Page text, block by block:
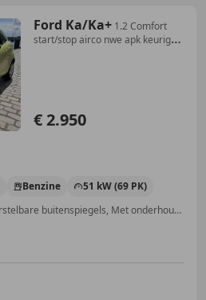
Ford Ka/Ka+ 1.2 Comfort
start/stop airco nwe apk keurige
€ 2.950
Benzine
51 kW (69 PK)
Airconditioning, Elektrisch verstelbare buitenspiegels, Met onderhoudshistorie, Centrale deurvergrendeling met afstandsbediening, Alarm, Elektrische ramen, Isofix, Getinte ramen